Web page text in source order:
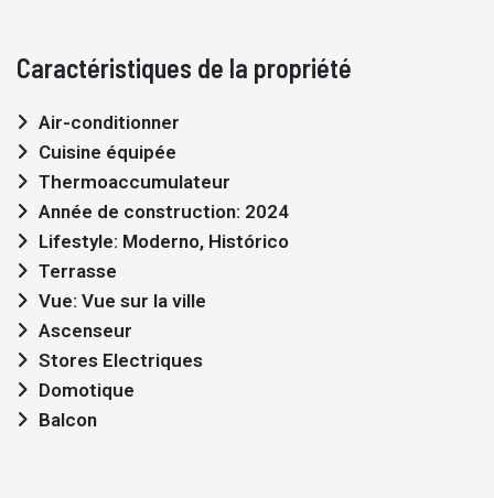
Caractéristiques de la propriété
Air-conditionner
Cuisine équipée
Thermoaccumulateur
Année de construction: 2024
Lifestyle: Moderno, Histórico
Terrasse
Vue: Vue sur la ville
Ascenseur
Stores Electriques
Domotique
Balcon